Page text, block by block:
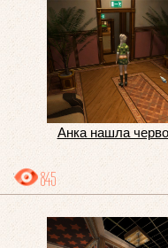
Анка нашла
845